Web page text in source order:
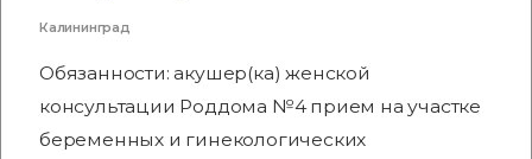
Калининград
Обязанности: акушер(ка) женской
консультации Роддома №4 прием на участке
беременных и гинекологических